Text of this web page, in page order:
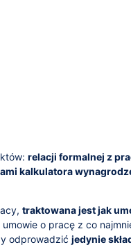
relacji formalnej z
kalkulatora
traktowana jest jak
o pracę z co
odprowadzić jedynie